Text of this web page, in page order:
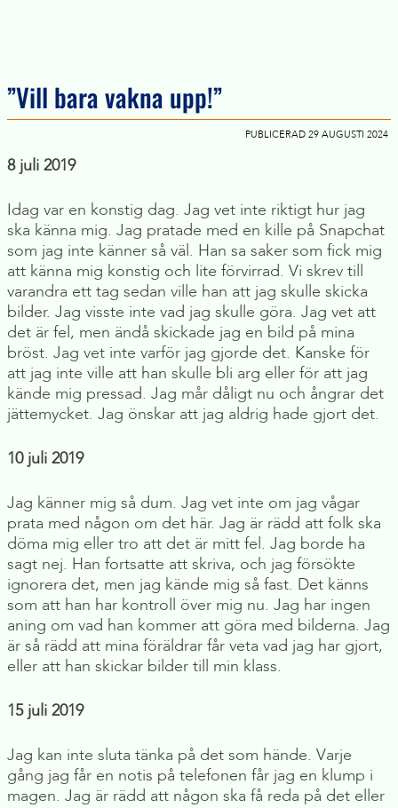
”Vill bara vakna upp!”
PUBLICERAD 29 AUGUSTI 2024
8 juli 2019
Idag var en konstig dag. Jag vet inte riktigt hur jag
ska känna mig. Jag pratade med en kille på Snapchat
som jag inte känner så väl. Han sa saker som fick mig
att känna mig konstig och lite förvirrad. Vi skrev till
varandra ett tag sedan ville han att jag skulle skicka
bilder. Jag visste inte vad jag skulle göra. Jag vet att
det är fel, men ändå skickade jag en bild på mina
bröst. Jag vet inte varför jag gjorde det. Kanske för
att jag inte ville att han skulle bli arg eller för att jag
kände mig pressad. Jag mår dåligt nu och ångrar det
jättemycket. Jag önskar att jag aldrig hade gjort det.
10 juli 2019
Jag känner mig så dum. Jag vet inte om jag vågar
prata med någon om det här. Jag är rädd att folk ska
döma mig eller tro att det är mitt fel. Jag borde ha
sagt nej. Han fortsatte att skriva, och jag försökte
ignorera det, men jag kände mig så fast. Det känns
som att han har kontroll över mig nu. Jag har ingen
aning om vad han kommer att göra med bilderna. Jag
är så rädd att mina föräldrar får veta vad jag har gjort,
eller att han skickar bilder till min klass.
15 juli 2019
Jag kan inte sluta tänka på det som hände. Varje
gång jag får en notis på telefonen får jag en klump i
magen. Jag är rädd att någon ska få reda på det eller